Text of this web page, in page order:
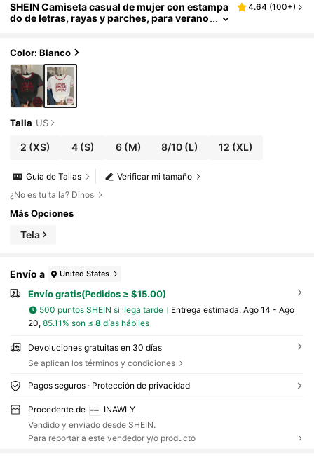
SHEIN Camiseta casual de mujer con estampa
do de letras, rayas y parches, para verano
4.64 (100+)
Color: Blanco
Talla US
2 (XS) 4(S) 6(M) 8/10 (L) 12 (XL)
Verificar mi tamaño
Guía de Tallas
¿No es tu talla? Dinos
Más Opciones
Tela
Envío a United States
Envío gratis(Pedidos ≥ $15.00)
500 puntos SHEIN si llega tarde Entrega estimada: Ago 14 - Ago
20, 85.11% son ≤ 8días hábiles
Devoluciones gratuitas en 30 días
Se aplican los términos y condiciones
Pagos seguros · Protección de privacidad
Procedente de
INAWLY
Vendido y enviado desde SHEIN.
Para reportar a este vendedor y/o producto